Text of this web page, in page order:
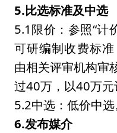
5.比选标准及中选
5.1限价：参照“计
可研编制收费标
由相关评审机构审
过40万，以40万元
5.2中选：低价中选
6.发布媒介